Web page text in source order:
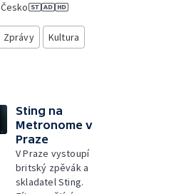
Česko
Zprávy Kultura
Sting na
Metronome v
Praze
V Praze vystoupí
britský zpěvák a
skladatel Sting.